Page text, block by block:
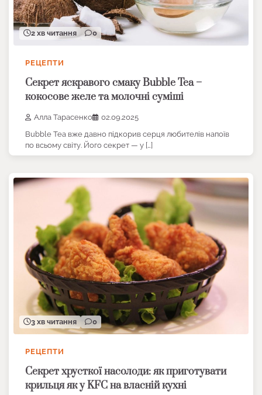
2 хв читання 0
РЕЦЕПТИ
Секрет яскравого смаку Bubble Tea –
кокосове желе та молочні суміші
Алла Тарасенко
02.09.2025
Bubble Tea вже давно підкорив серця любителів напоїв
по всьому світу. Його секрет — у […]
3 хв читання 0
РЕЦЕПТИ
Секрет хрусткої насолоди: як приготувати
крильця як у KFC на власній кухні